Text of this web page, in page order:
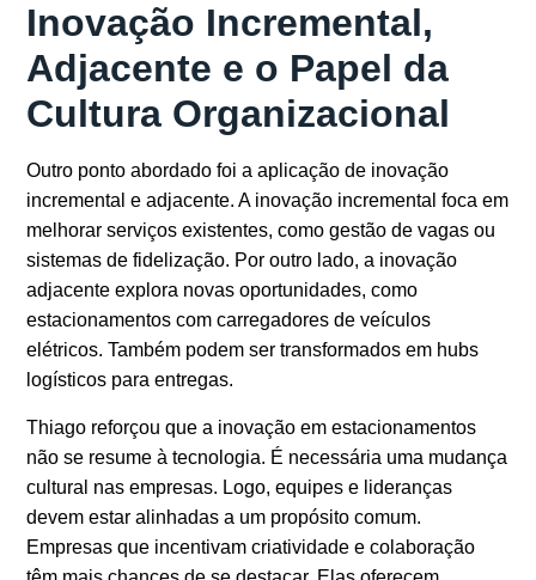
Inovação Incremental,
Adjacente e o Papel da
Cultura Organizacional
Outro ponto abordado foi a aplicação de inovação
incremental e adjacente. A inovação incremental foca em
melhorar serviços existentes, como gestão de vagas ou
sistemas de fidelização. Por outro lado, a inovação
adjacente explora novas oportunidades, como
estacionamentos com carregadores de veículos
elétricos. Também podem ser transformados em hubs
logísticos para entregas.
Thiago reforçou que a inovação em estacionamentos
não se resume à tecnologia. É necessária uma mudança
cultural nas empresas. Logo, equipes e lideranças
devem estar alinhadas a um propósito comum.
Empresas que incentivam criatividade e colaboração